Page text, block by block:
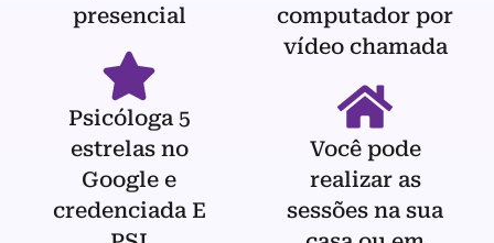
presencial
Psicóloga 5
estrelas no
Google e
credenciada E
computador por
vídeo chamada
Você pode
realizar as
sessões na sua